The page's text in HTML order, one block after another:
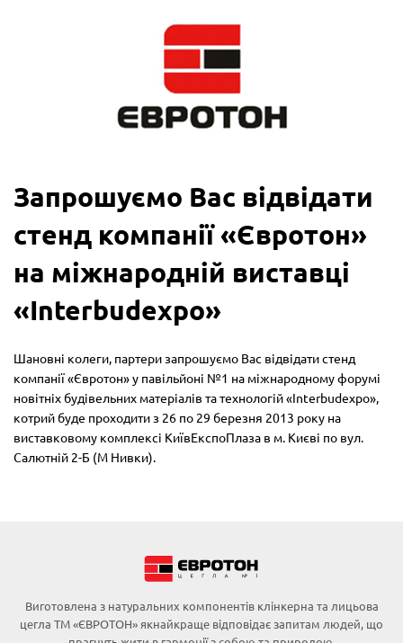
Запрошуємо Вас відвідати
стенд компанії «Євротон»
на міжнародній виставці
«Interbudexpo»
Шановні колеги, партери запрошуємо Вас відвідати стенд
компанії «Євротон» у павільйоні №1 на міжнародному форумі
новітніх будівельних матеріалів та технологій «Interbudexpo»,
котрий буде проходити з 26 по 29 березня 2013 року на
виставковому комплексі КиївЕкспоПлаза в м. Києві по вул.
Салютній 2-Б (М Нивки).
Виготовлена з натуральних компонентів клінкерна та лицьова
цегла ТМ «ЄВРОТОН» якнайкраще відповідає запитам людей, що